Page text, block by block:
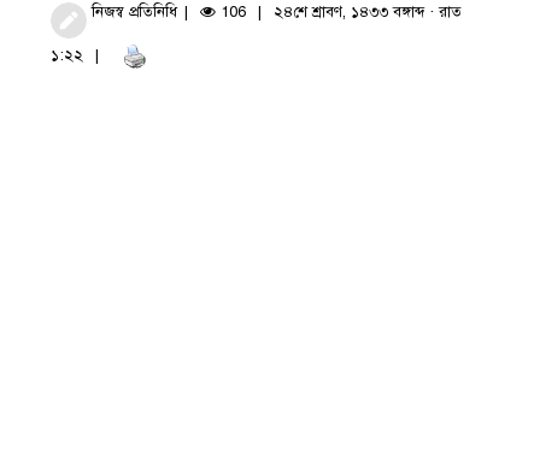
নিজস্ব প্রতিনিধি 106 ২৪শে শ্রাবণ, ১৪৩৩ বঙ্গাব্দ · রাত
১:২২